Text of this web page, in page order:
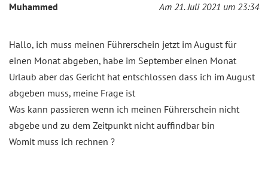
Muhammed Am 21. Juli 2021 um 23:34
Hallo, ich muss meinen Führerschein jetzt im August für
einen Monat abgeben, habe im September einen Monat
Urlaub aber das Gericht hat entschlossen dass ich im August
abgeben muss, meine Frage ist
Was kann passieren wenn ich meinen Führerschein nicht
abgebe und zu dem Zeitpunkt nicht auffindbar bin
Womit muss ich rechnen ?